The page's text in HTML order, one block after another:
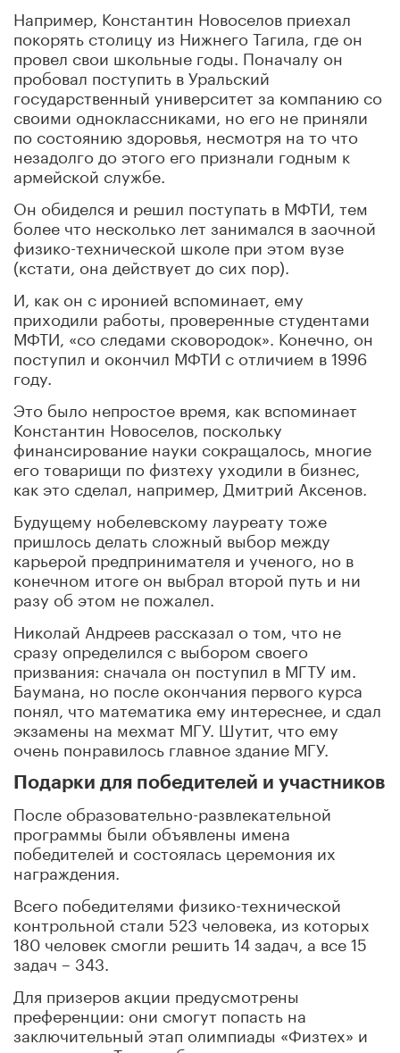
Например, Константин Новоселов приехал
покорять столицу из Нижнего Тагила, где он
провел свои школьные годы. Поначалу он
пробовал поступить в Уральский
государственный университет за компанию со
своими одноклассниками, но его не приняли
по состоянию здоровья, несмотря на то что
незадолго до этого его признали годным к
армейской службе.
Он обиделся и решил поступать в МФТИ, тем
более что несколько лет занимался в заочной
физико-технической школе при этом вузе
(кстати, она действует до сих пор).
И, как он с иронией вспоминает, ему
приходили работы, проверенные студентами
МФТИ, «со следами сковородок». Конечно, он
поступил и окончил МФТИ с отличием в 1996
году.
Это было непростое время, как вспоминает
Константин Новоселов, поскольку
финансирование науки сокращалось, многие
его товарищи по физтеху уходили в бизнес,
как это сделал, например, Дмитрий Аксенов.
Будущему нобелевскому лауреату тоже
пришлось делать сложный выбор между
карьерой предпринимателя и ученого, но в
конечном итоге он выбрал второй путь и ни
разу об этом не пожалел.
Николай Андреев рассказал о том, что не
сразу определился с выбором своего
призвания: сначала он поступил в МГТУ им.
Баумана, но после окончания первого курса
понял, что математика ему интереснее, и сдал
экзамены на мехмат МГУ. Шутит, что ему
очень понравилось главное здание МГУ.
Подарки для победителей и участников
После образовательно-развлекательной
программы были объявлены имена
победителей и состоялась церемония их
награждения.
Всего победителями физико-технической
контрольной стали 523 человека, из которых
180 человек смогли решить 14 задач, а все 15
задач – 343.
Для призеров акции предусмотрены
преференции: они смогут попасть на
заключительный этап олимпиады «Физтех» и